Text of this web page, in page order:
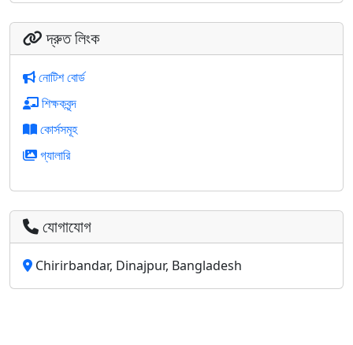
দ্রুত লিংক
নোটিশ বোর্ড
শিক্ষকবৃন্দ
কোর্সসমূহ
গ্যালারি
যোগাযোগ
Chirirbandar, Dinajpur, Bangladesh